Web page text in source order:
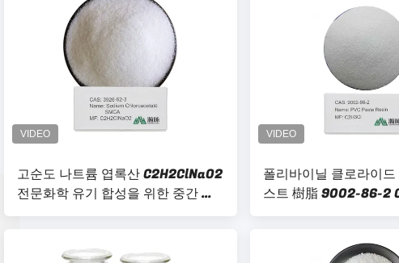
고순도 나트륨 엽록산 C2H2ClNaO2
전문화학 유기 합성을 위한 중간 반
응제
폴리바이닐 클로라이드
스트 樹脂 9002-86-2
Pvc 樹脂